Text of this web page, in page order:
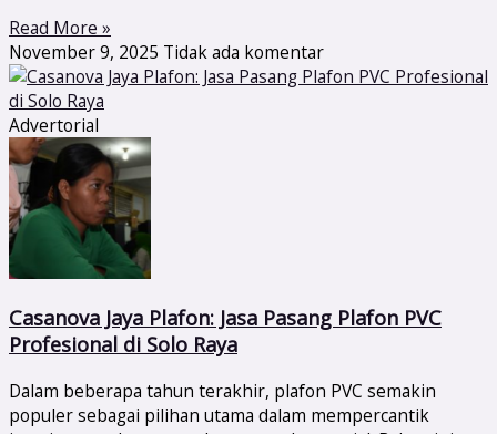
Read More »
November 9, 2025 Tidak ada komentar
Advertorial
Casanova Jaya Plafon: Jasa Pasang Plafon PVC
Profesional di Solo Raya
Dalam beberapa tahun terakhir, plafon PVC semakin
populer sebagai pilihan utama dalam mempercantik